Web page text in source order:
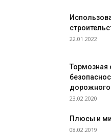
22.01.2022
Тормозная
23.02.2020
Плюсы и
08.02.2019